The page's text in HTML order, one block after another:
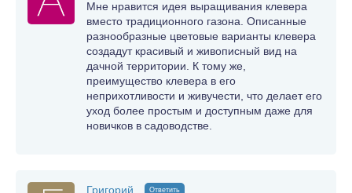
Мне нравится идея выращивания клевера
вместо традиционного газона. Описанные
разнообразные цветовые варианты клевера
создадут красивый и живописный вид на
дачной территории. К тому же,
преимущество клевера в его
неприхотливости и живучести, что делает его
уход более простым и доступным даже для
новичков в садоводстве.
Григорий Ответить